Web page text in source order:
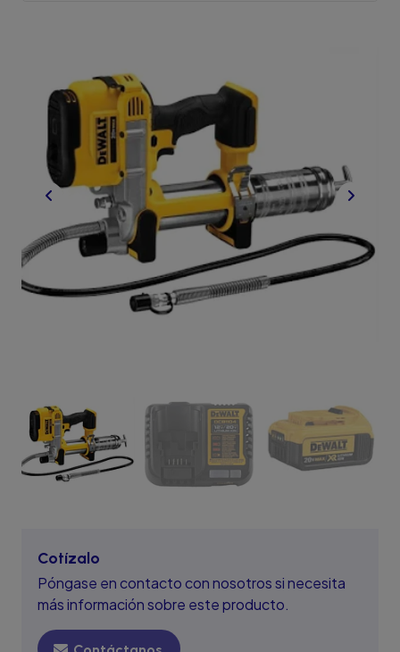
Cotízalo
Póngase en contacto con nosotros si necesita
más información sobre este producto.